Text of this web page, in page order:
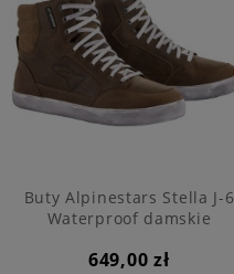
Buty Alpinestars Stella J-6
Waterproof damskie
649,00 zł